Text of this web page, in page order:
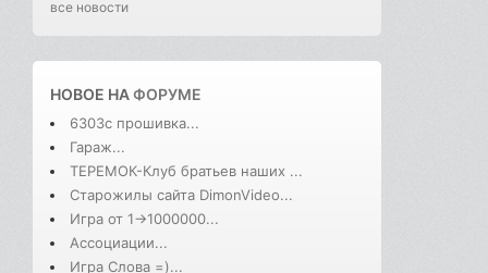
все новости
НОВОЕ НАФОРУМЕ
6303с прошивка...
Гараж...
ТЕРЕМОК-Клуб братьев наших ...
Старожилы сайта DimonVideo...
Игра от 1->1000000...
Ассоциации...
Игра Слова =)...